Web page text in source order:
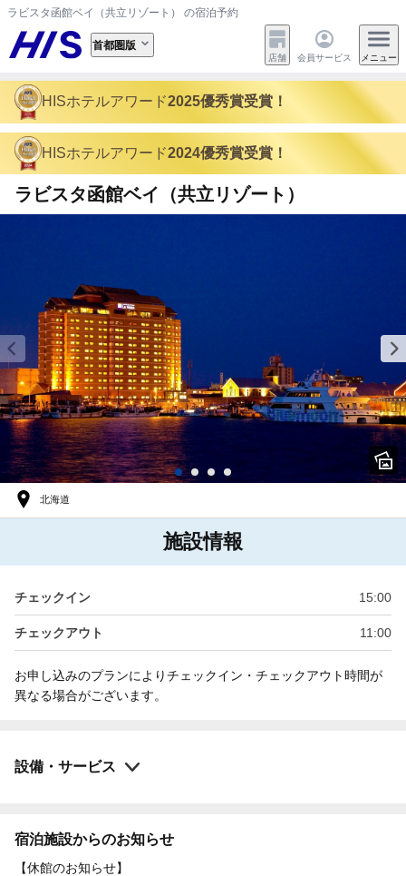
ラビスタ函館ベイ（共立リゾート） の宿泊予約
首都圏版
店舗 会員サービス メニュー
HISホテルアワード2025優秀賞受賞！
HISホテルアワード2024優秀賞受賞！
ラビスタ函館ベイ（共立リゾート）
北海道
施設情報
チェックイン 15:00
チェックアウト 11:00
お申し込みのプランによりチェックイン・チェックアウト時間が
異なる場合がございます。
設備・サービス
宿泊施設からのお知らせ
【休館のお知らせ】